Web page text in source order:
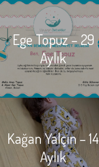
Ege Topuz – 29
Aylık
Kağan Yalçın – 14
Aylık